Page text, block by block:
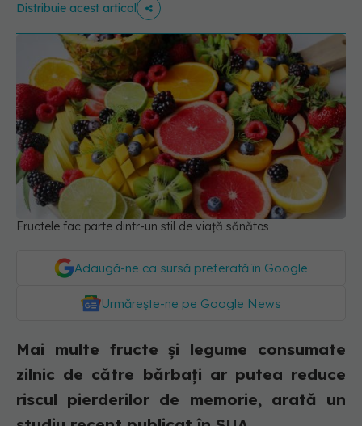
Distribuie acest articol
Fructele fac parte dintr-un stil de viață sănătos
Adaugă-ne ca sursă preferată în Google
Urmărește-ne pe Google News
Mai multe fructe și legume consumate
zilnic de către bărbați ar putea reduce
riscul pierderilor de memorie, arată un